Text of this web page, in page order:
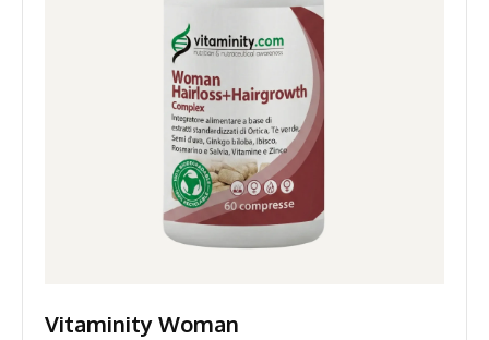
Vitaminity Woman